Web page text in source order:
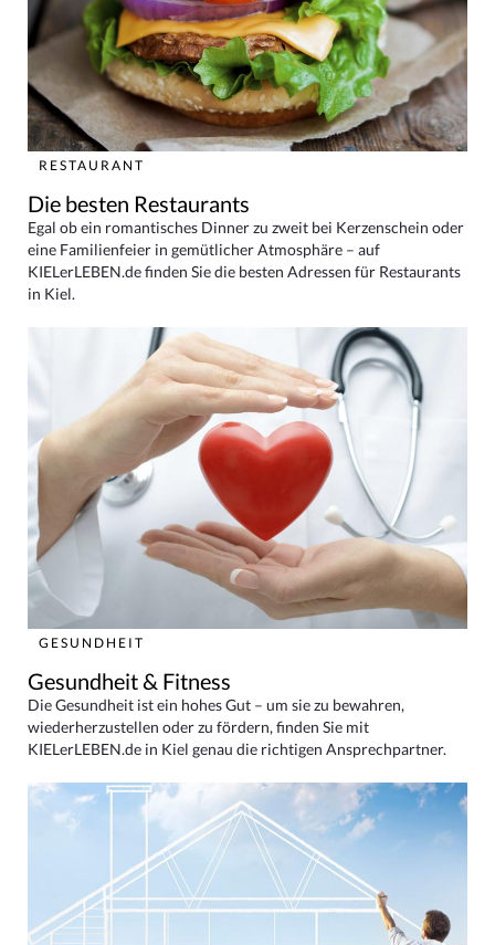
RESTAURANT
Die besten Restaurants
Egal ob ein romantisches Dinner zu zweit bei Kerzenschein oder
eine Familienfeier in gemütlicher Atmosphäre – auf
KIELerLEBEN.de finden Sie die besten Adressen für Restaurants
in Kiel.
GESUNDHEIT
Gesundheit & Fitness
Die Gesundheit ist ein hohes Gut – um sie zu bewahren,
wiederherzustellen oder zu fördern, finden Sie mit
KIELerLEBEN.de in Kiel genau die richtigen Ansprechpartner.